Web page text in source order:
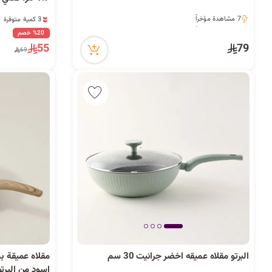
7 مشاهدة مؤخراً
79
3 كمية متوفرة
5 مشاهدة مؤخراً
%20 خصم
55
69
البرتو مقلاه عميقه اخضر جرانيت 30 سم
مقلاه